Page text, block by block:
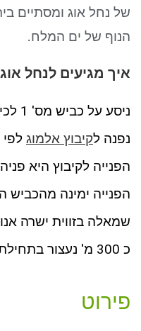
brightness_low ניגודיות כהה
סמן קישורים
של נחל אוג ומסתיים
הנוף של ים המלח.
איך מגיעים לנחל
נפנה לקיבוץ אלמוג
הפנייה לקיבוץ היא
הפנייה ימינה
שמאלה בזווית ישרה
כ 300 מ' נעצור בתחילת המסלול – לפי השילוט.
פירוט